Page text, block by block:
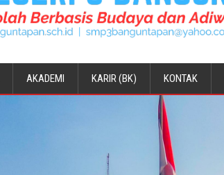
AKADEMI KARIR (BK) KONTAK